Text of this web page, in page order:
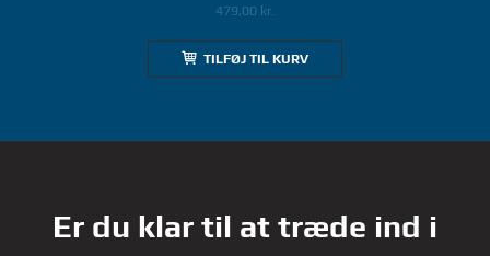
479,00 kr.
TILFØJ TIL KURV
Er du klar til at træde ind i